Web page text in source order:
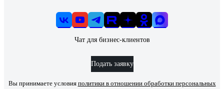
Чат для бизнес-клиентов
Подать заявку
Вы принимаете условия политики в отношении обработки персональных